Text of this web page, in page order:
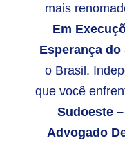
mais
Em
Esperança do
o Brasil.
que você
Sudoeste –
Advogado